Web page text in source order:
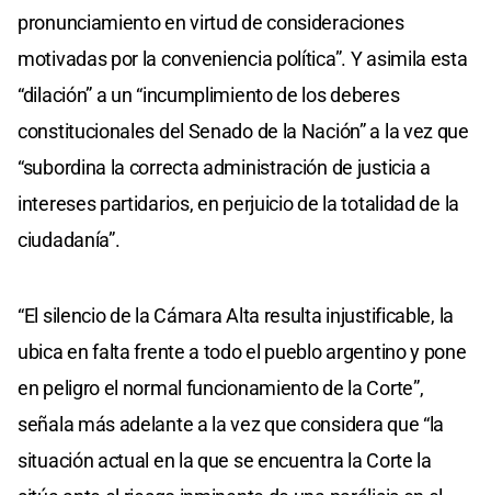
pronunciamiento en virtud de consideraciones
motivadas por la conveniencia política”. Y asimila esta
“dilación” a un “incumplimiento de los deberes
constitucionales del Senado de la Nación” a la vez que
“subordina la correcta administración de justicia a
intereses partidarios, en perjuicio de la totalidad de la
ciudadanía”.
“El silencio de la Cámara Alta resulta injustificable, la
ubica en falta frente a todo el pueblo argentino y pone
en peligro el normal funcionamiento de la Corte”,
señala más adelante a la vez que considera que “la
situación actual en la que se encuentra la Corte la